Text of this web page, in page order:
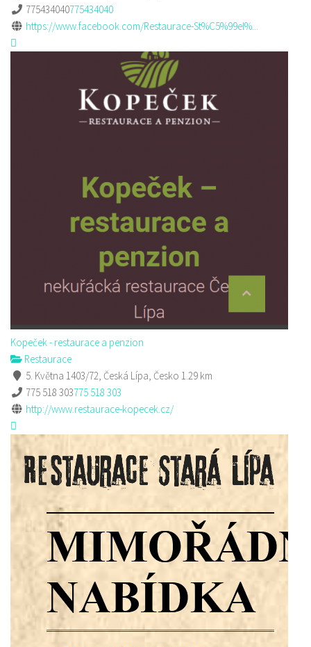
775434040775434040
https://www.facebook.com/Restaurace-St%C5%99el%...
Kopeček - restaurace a penzion
Restaurace
5. Května 1403/72, Česká Lípa, Česko 1.29 km
775 518 303775 518 303
http://www.restaurace-kopecek.cz/